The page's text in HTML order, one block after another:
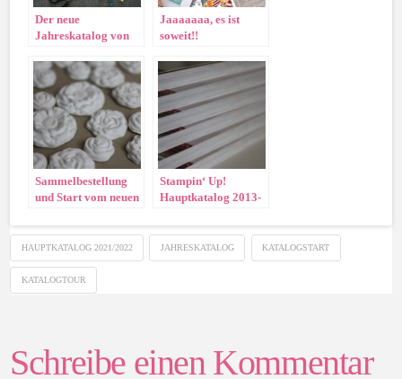
Der neue
Jahreskatalog von
Jaaaaaaa, es ist
soweit!!
Sammelbestellung
und Start vom neuen
Katalog 2013
Stampin‘ Up!
Hauptkatalog 2013-
HAUPTKATALOG 2021/2022 JAHRESKATALOG KATALOGSTART
KATALOGTOUR
Schreibe einen Kommentar